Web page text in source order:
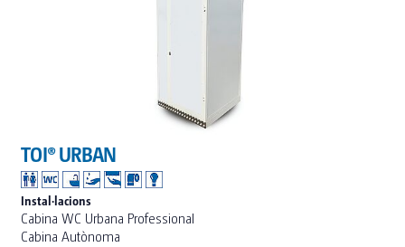
TOI® URBAN
Instal·lacions
Cabina WC Urbana Professional
Cabina Autònoma